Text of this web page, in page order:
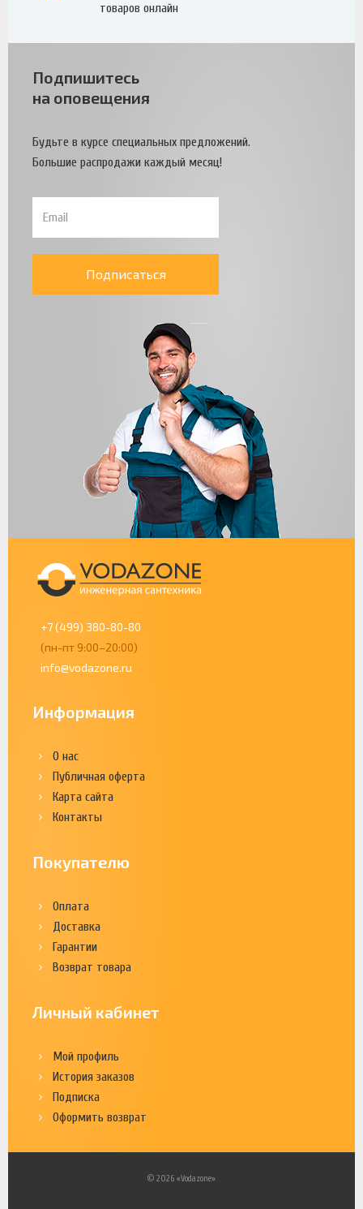
товаров онлайн
Подпишитесь
на оповещения
Будьте в курсе специальных предложений.
Большие распродажи каждый месяц!
Подписаться
+7 (499) 380-80-80
(пн-пт 9:00–20:00)
info@vodazone.ru
Информация
О нас
Публичная оферта
Карта сайта
Контакты
Покупателю
Оплата
Доставка
Гарантии
Возврат товара
Личный кабинет
Мой профиль
История заказов
Подписка
Оформить возврат
© 2026 «Vodazone»